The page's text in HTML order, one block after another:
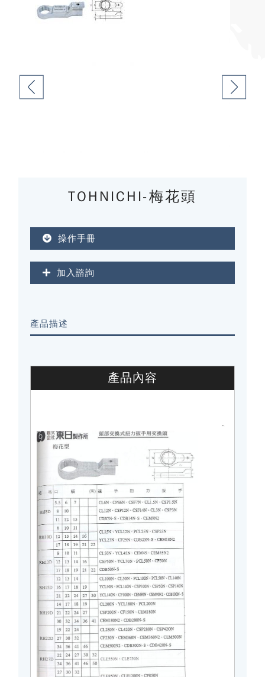
TOHNICHI-梅花頭
操作手冊
加入諮詢
產品描述
產品內容